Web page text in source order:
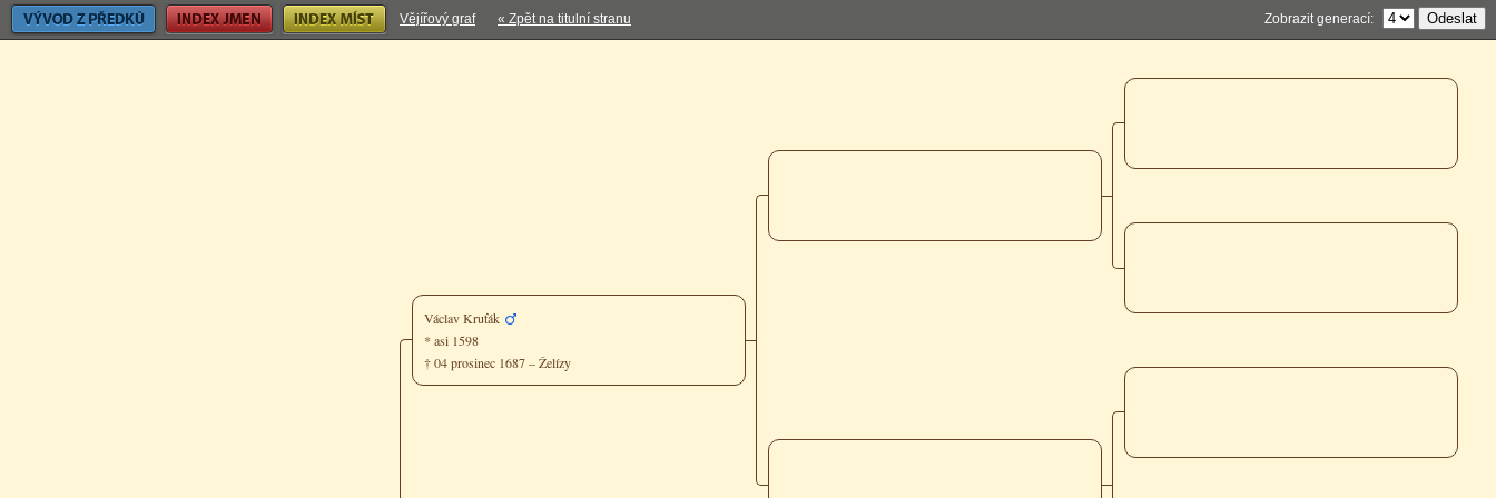
Vývod z předků Index jmen Index míst Vějířový graf « Zpět na titulní stranu Zobrazit generací:
Václav Kruťák
* asi 1598
† 04 prosinec 1687 – Želízy